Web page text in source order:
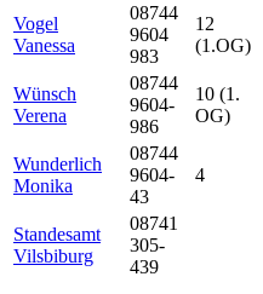
Vogel
Vanessa
08744
9604
983
12
(1.OG)
Wünsch
Verena
08744
9604-
986
10 (1.
OG)
Wunderlich
Monika
08744
9604-
43
4
Standesamt
Vilsbiburg
08741
305-
439